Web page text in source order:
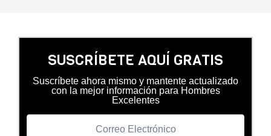
SUSCRÍBETE AQUÍ GRATIS
Suscríbete ahora mismo y mantente actualizado
con la mejor información para Hombres
Excelentes